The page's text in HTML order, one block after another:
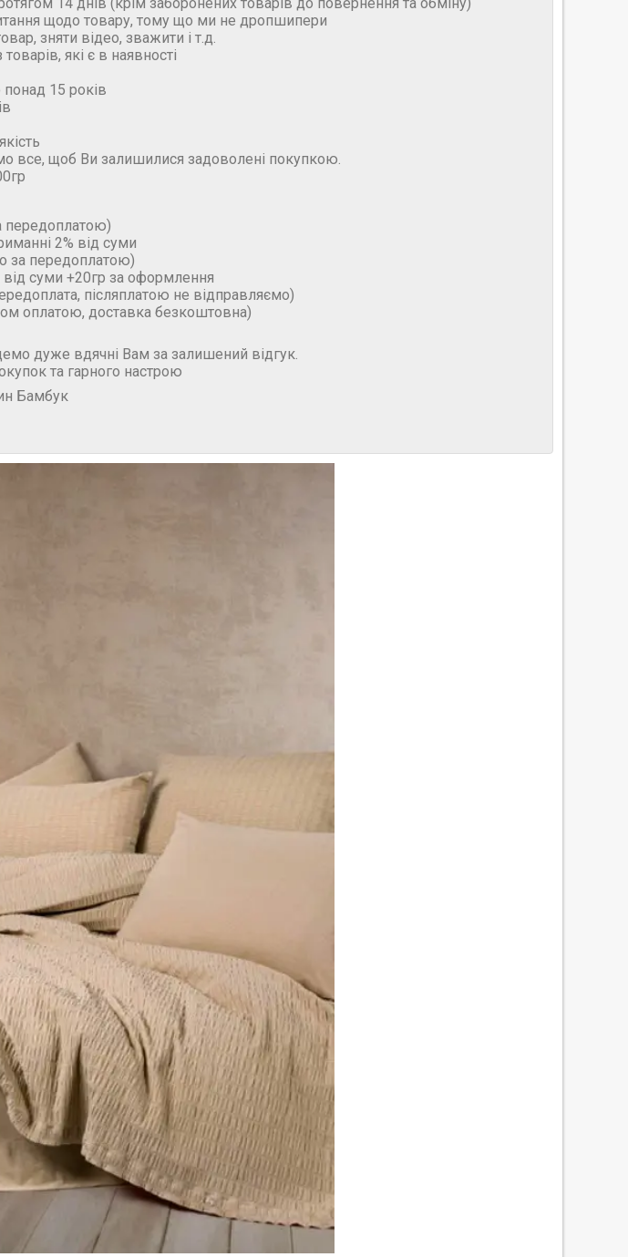
щодо товару, тому що ми не дропшипери
зняти відео, зважити і т.д.
які є в наявності
15 років
все, щоб Ви залишилися задоволені покупкою.
передоплатою)
2% від суми
за передоплатою)
суми +20гр за оформлення
післяплатою не відправляємо)
оплатою, доставка безкоштовна)
дуже вдячні Вам за залишений відгук.
та гарного настрою
Бамбук